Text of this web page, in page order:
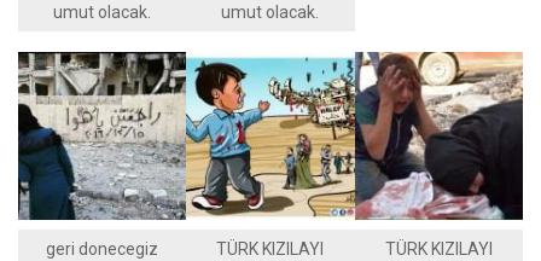
umut olacak.
umut olacak.
geri donecegiz
TÜRK KIZILAYI
TÜRK KIZILAYI